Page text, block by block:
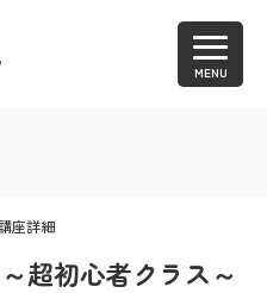
MENU
座詳細
超初心者クラス～